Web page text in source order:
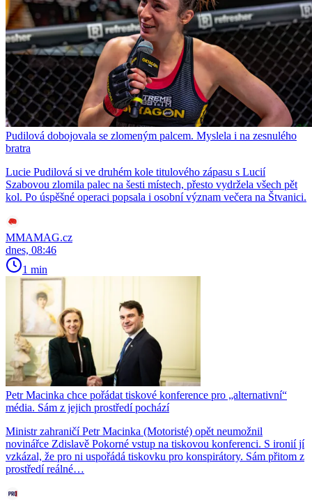
Pudilová dobojovala se zlomeným palcem. Myslela i na zesnulého
bratra
Lucie Pudilová si ve druhém kole titulového zápasu s Lucií
Szabovou zlomila palec na šesti místech, přesto vydržela všech pět
kol. Po úspěšné operaci popsala i osobní význam večera na Štvanici.
MMAMAG.cz
dnes, 08:46
1 min
Petr Macinka chce pořádat tiskové konference pro „alternativní“
média. Sám z jejich prostředí pochází
Ministr zahraničí Petr Macinka (Motoristé) opět neumožnil
novinářce Zdislavě Pokorné vstup na tiskovou konferenci. S ironií jí
vzkázal, že pro ni uspořádá tiskovku pro konspirátory. Sám přitom z
prostředí reálné…